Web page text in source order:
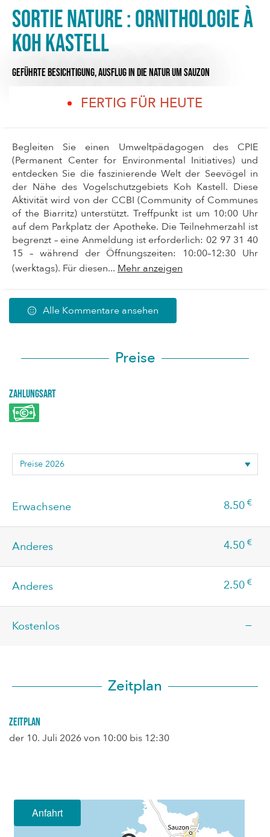
Sortie nature : ornithologie à
Koh Kastell
GEFÜHRTE BESICHTIGUNG,AUSFLUG IN DIE NATURUM SAUZON
FERTIG FÜR HEUTE
Begleiten Sie einen Umweltpädagogen des CPIE
(Permanent Center for Environmental Initiatives) und
entdecken Sie die faszinierende Welt der Seevögel in
der Nähe des Vogelschutzgebiets Koh Kastell. Diese
Aktivität wird von der CCBI (Community of Communes
of the Biarritz) unterstützt. Treffpunkt ist um 10:00 Uhr
auf dem Parkplatz der Apotheke. Die Teilnehmerzahl ist
begrenzt – eine Anmeldung ist erforderlich: 02 97 31 40
15 – während der Öffnungszeiten: 10:00–12:30 Uhr
(werktags). Für diesen... Mehr anzeigen
Alle Kommentare ansehen
Preise
Zahlungsart
Erwachsene 8.50 €
Anderes 4.50 €
Anderes 2.50 €
Kostenlos —
Zeitplan
Zeitplan
der 10. Juli 2026von 10:00 bis 12:30
Anfahrt